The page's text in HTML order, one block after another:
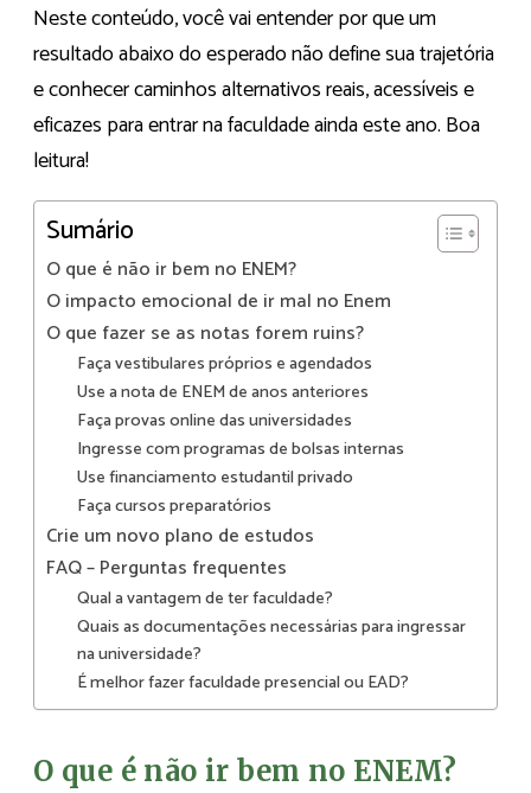
Neste conteúdo, você vai entender por que um
resultado abaixo do esperado não define sua trajetória
e conhecer caminhos alternativos reais, acessíveis e
eficazes para entrar na faculdade ainda este ano. Boa
leitura!
Sumário
O que é não ir bem no ENEM?
O impacto emocional de ir mal no Enem
O que fazer se as notas forem ruins?
Faça vestibulares próprios e agendados
Use a nota de ENEM de anos anteriores
Faça provas online das universidades
Ingresse com programas de bolsas internas
Use financiamento estudantil privado
Faça cursos preparatórios
Crie um novo plano de estudos
FAQ – Perguntas frequentes
Qual a vantagem de ter faculdade?
Quais as documentações necessárias para ingressar
na universidade?
É melhor fazer faculdade presencial ou EAD?
O que é não ir bem no ENEM?